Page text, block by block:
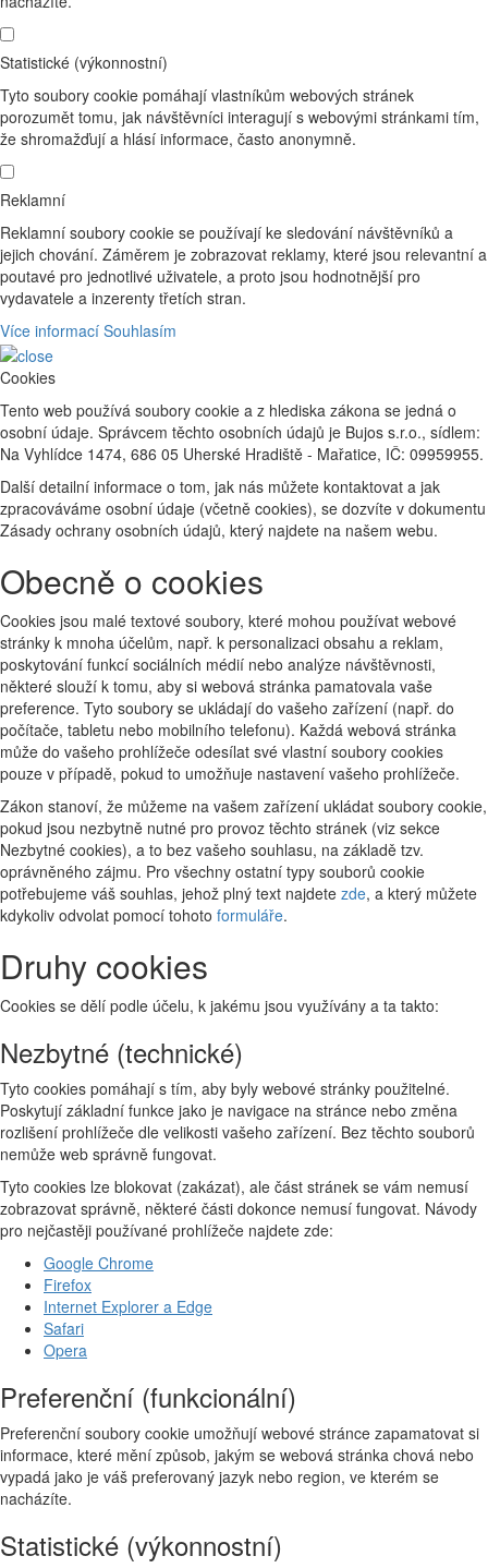
Statistické (výkonnostní)
Tyto soubory cookie pomáhají vlastníkům webových stránek
porozumět tomu, jak návštěvníci interagují s webovými stránkami tím,
že shromažďují a hlásí informace, často anonymně.
Reklamní
Reklamní soubory cookie se používají ke sledování návštěvníků a
jejich chování. Záměrem je zobrazovat reklamy, které jsou relevantní a
poutavé pro jednotlivé uživatele, a proto jsou hodnotnější pro
vydavatele a inzerenty třetích stran.
Více informací Souhlasím
Cookies
Tento web používá soubory cookie a z hlediska zákona se jedná o
osobní údaje. Správcem těchto osobních údajů je Bujos s.r.o., sídlem:
Na Vyhlídce 1474, 686 05 Uherské Hradiště - Mařatice, IČ: 09959955.
Další detailní informace o tom, jak nás můžete kontaktovat a jak
zpracováváme osobní údaje (včetně cookies), se dozvíte v dokumentu
Zásady ochrany osobních údajů, který najdete na našem webu.
Obecně o cookies
Cookies jsou malé textové soubory, které mohou používat webové
stránky k mnoha účelům, např. k personalizaci obsahu a reklam,
poskytování funkcí sociálních médií nebo analýze návštěvnosti,
některé slouží k tomu, aby si webová stránka pamatovala vaše
preference. Tyto soubory se ukládají do vašeho zařízení (např. do
počítače, tabletu nebo mobilního telefonu). Každá webová stránka
může do vašeho prohlížeče odesílat své vlastní soubory cookies
pouze v případě, pokud to umožňuje nastavení vašeho prohlížeče.
Zákon stanoví, že můžeme na vašem zařízení ukládat soubory cookie,
pokud jsou nezbytně nutné pro provoz těchto stránek (viz sekce
Nezbytné cookies), a to bez vašeho souhlasu, na základě tzv.
oprávněného zájmu. Pro všechny ostatní typy souborů cookie
potřebujeme váš souhlas, jehož plný text najdete zde, a který můžete
kdykoliv odvolat pomocí tohoto formuláře.
Druhy cookies
Cookies se dělí podle účelu, k jakému jsou využívány a ta takto:
Nezbytné (technické)
Tyto cookies pomáhají s tím, aby byly webové stránky použitelné.
Poskytují základní funkce jako je navigace na stránce nebo změna
rozlišení prohlížeče dle velikosti vašeho zařízení. Bez těchto souborů
nemůže web správně fungovat.
Tyto cookies lze blokovat (zakázat), ale část stránek se vám nemusí
zobrazovat správně, některé části dokonce nemusí fungovat. Návody
pro nejčastěji používané prohlížeče najdete zde:
Google Chrome
Firefox
Internet Explorer a Edge
Safari
Opera
Preferenční (funkcionální)
Preferenční soubory cookie umožňují webové stránce zapamatovat si
informace, které mění způsob, jakým se webová stránka chová nebo
vypadá jako je váš preferovaný jazyk nebo region, ve kterém se
nacházíte.
Statistické (výkonnostní)